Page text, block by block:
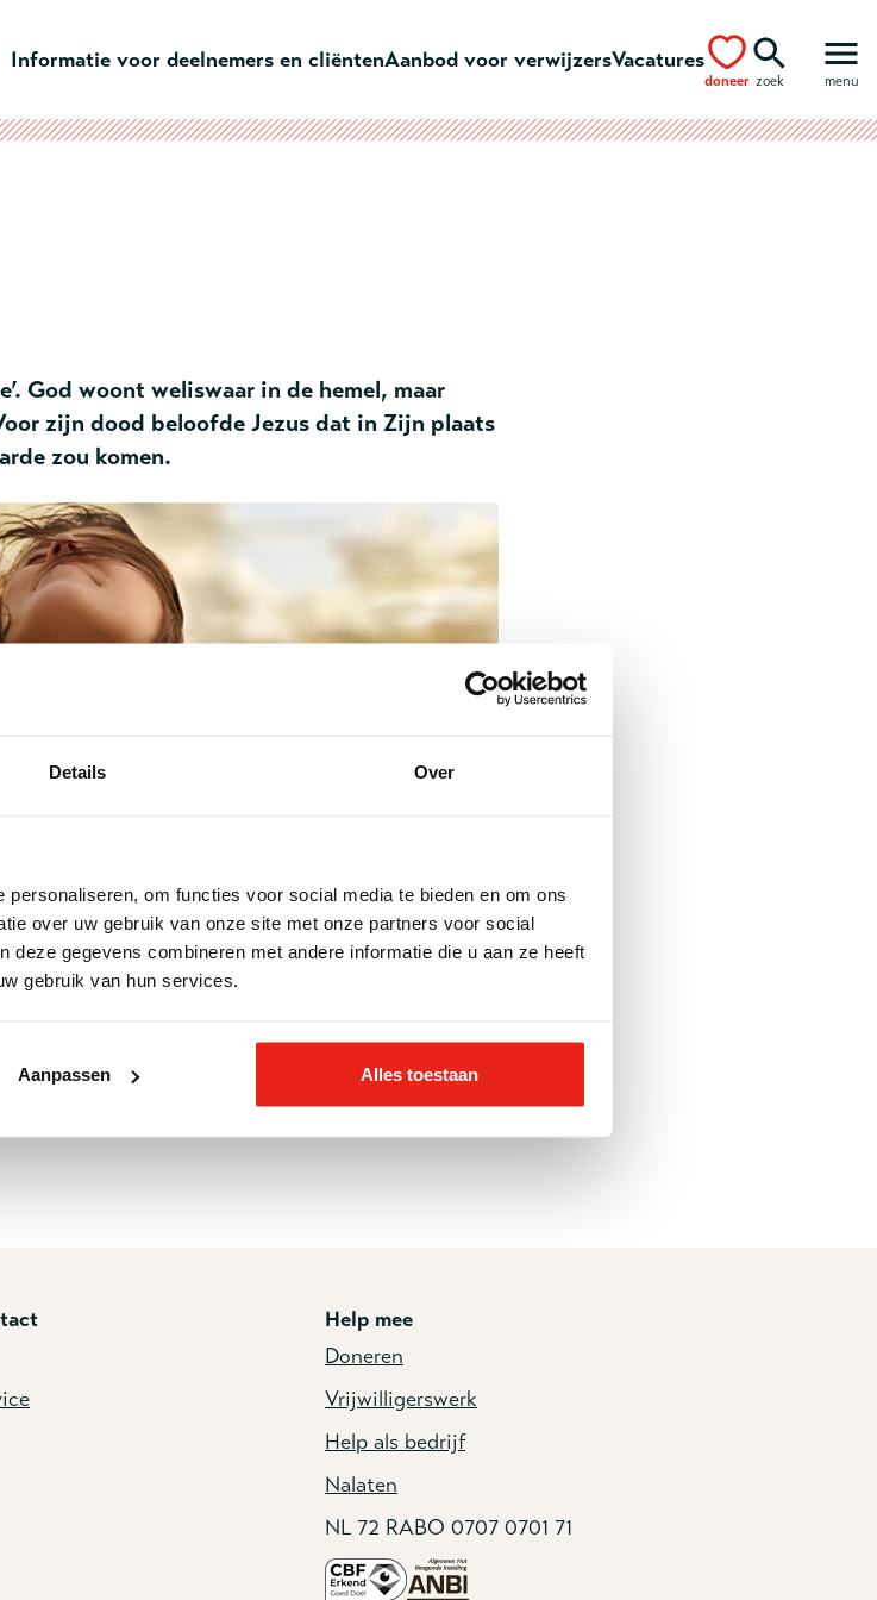
Details Over
om functies voor social media te bieden en om ons
over uw gebruik van onze site met onze partners voor social
deze gegevens combineren met andere informatie die u aan ze heeft
gebruik van hun services.
Aanpassen Alles toestaan
Informatie voor deelnemers en cliëntenAanbod voor verwijzersVacatures
doneer zoek menu
God woont weliswaar in de hemel, maar
zijn dood beloofde Jezus dat in Zijn plaats
zou komen.
wind. Een wind die door de wereld waait,
geeft, waarin je soms flarden van kinderstemmen
gaat door alles heen en kan overal bij.
geen ‘spook’ of ‘bovennatuurlijke kracht’. De
God de Heilige Geest stuurde na het overlijden van
Heilige Geest is ‘in’ ons. Dichterbij kan God
Help mee
Doneren
Vrijwilligerswerk
Help als bedrijf
Nalaten
NL 72 RABO 0707 0701 71